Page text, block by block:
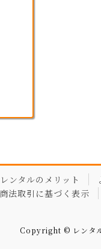
レンタルのメリット
法取引に基づく表示
Copyright © レンタ